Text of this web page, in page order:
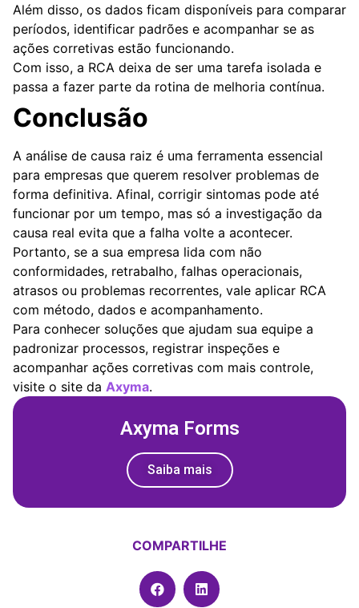
Além disso, os dados ficam disponíveis para comparar
períodos, identificar padrões e acompanhar se as
ações corretivas estão funcionando.
Com isso, a RCA deixa de ser uma tarefa isolada e
passa a fazer parte da rotina de melhoria contínua.
Conclusão
A análise de causa raiz é uma ferramenta essencial
para empresas que querem resolver problemas de
forma definitiva. Afinal, corrigir sintomas pode até
funcionar por um tempo, mas só a investigação da
causa real evita que a falha volte a acontecer.
Portanto, se a sua empresa lida com não
conformidades, retrabalho, falhas operacionais,
atrasos ou problemas recorrentes, vale aplicar RCA
com método, dados e acompanhamento.
Para conhecer soluções que ajudam sua equipe a
padronizar processos, registrar inspeções e
acompanhar ações corretivas com mais controle,
visite o site da Axyma.
Axyma Forms
Saiba mais
COMPARTILHE